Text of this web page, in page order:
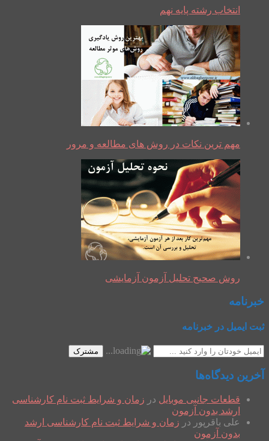
انتخاب رشته پایه نهم
مهم ترین نکات در روش های مطالعه و مرور
روش صحیح تحلیل آزمون آزمایشی
خبرنامه
ثبت ایمیل در خبرنامه
مشترک
آخرین دیدگاه‌ها
قطعات جانبی موبایل در زمان و شرایط ثبت نام کارشناسی
ارشد بدون آزمون
علی باقرپور در زمان و شرایط ثبت نام کارشناسی ارشد
بدون آزمون